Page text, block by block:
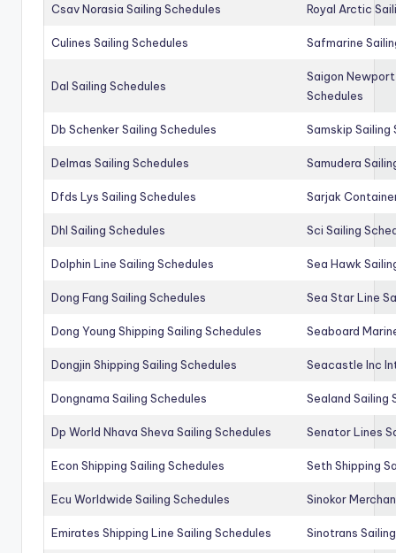
Csav Norasia Sailing Schedules Royal Arctic
Culines Sailing Schedules Safmarine
Dal Sailing Schedules
Saigon
Schedules
Db Schenker Sailing Schedules Samskip Sailing
Delmas Sailing Schedules Samudera
Dfds Lys Sailing Schedules Sarjak
Dhl Sailing Schedules Sci Sailing
Dolphin Line Sailing Schedules Sea Hawk
Dong Fang Sailing Schedules Sea Star Line
Dong Young Shipping Sailing Schedules Seaboard
Dongjin Shipping Sailing Schedules Seacastle Inc
Dongnama Sailing Schedules Sealand Sailing
Dp World Nhava Sheva Sailing Schedules Senator Lines
Econ Shipping Sailing Schedules Seth Shipping
Ecu Worldwide Sailing Schedules Sinokor
Emirates Shipping Line Sailing Schedules Sinotrans